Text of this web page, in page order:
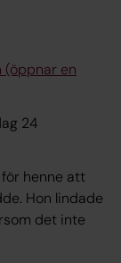
(öppnar en
24
henne att
Hon lindade
det inte